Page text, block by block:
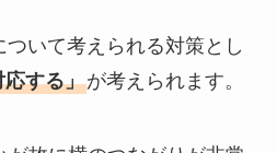
ついて考えられる対策とし
応する」が考えられます。